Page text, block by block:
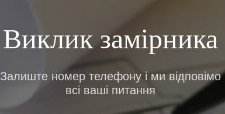
Виклик замірника
Залиште номер телефону і ми відповімо
всі ваші питання